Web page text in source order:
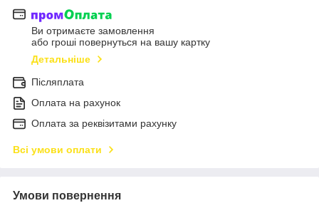
Ви отримаєте замовлення
або гроші повернуться на вашу картку
Детальніше
Післяплата
Оплата на рахунок
Оплата за реквізитами рахунку
Всі умови оплати
Умови повернення